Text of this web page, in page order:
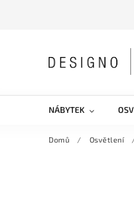
NÁBYTEK
Domů / Osvětlení